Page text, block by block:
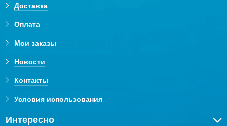
Доставка
Оплата
Мои заказы
Новости
Контакты
Условия использования
Интересно